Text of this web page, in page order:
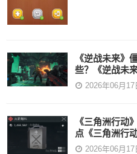
《逆战未来》
些？《逆战未
2026年06月17
《三角洲行动
点《三角洲行
2026年06月17